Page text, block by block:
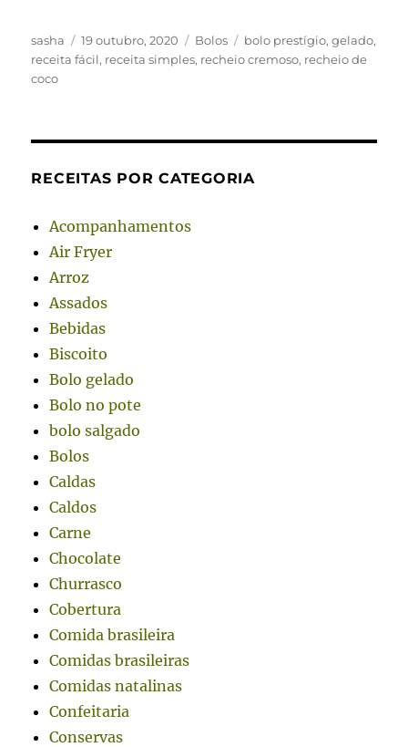
Autor
sasha
Publicado
em
19 outubro, 2020 Categorias
Bolos Tags
bolo prestígio,gelado,
receita fácil, receita simples, recheio cremoso, recheio de
coco
RECEITAS POR CATEGORIA
Acompanhamentos
Air Fryer
Arroz
Assados
Bebidas
Biscoito
Bolo gelado
Bolo no pote
bolo salgado
Bolos
Caldas
Caldos
Carne
Chocolate
Churrasco
Cobertura
Comida brasileira
Comidas brasileiras
Comidas natalinas
Confeitaria
Conservas